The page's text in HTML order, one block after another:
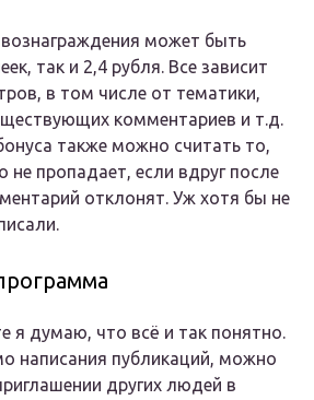
может быть
так и 2,4 рубля. Все зависит
в том числе от тематики,
комментариев и т.д.
также можно считать то,
не пропадает, если вдруг после
отклонят. Уж хотя бы не
я думаю, что всё и так понятно.
написания публикаций, можно
других людей в